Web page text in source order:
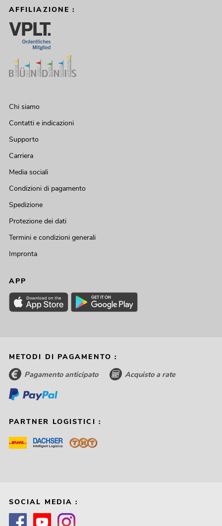
AFFILIAZIONE :
Chi siamo
Contatti e indicazioni
Supporto
Carriera
Media sociali
Condizioni di pagamento
Spedizione
Protezione dei dati
Termini e condizioni generali
Impronta
APP
METODI DI PAGAMENTO :
Pagamento anticipato Acquisto a rate
PARTNER LOGISTICI :
SOCIAL MEDIA :